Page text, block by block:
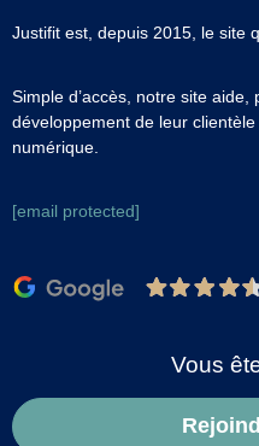
Justifit est, depuis 2015, le site
Simple d’accès, notre site
développement de leur
numérique.
[email protected]
Vous